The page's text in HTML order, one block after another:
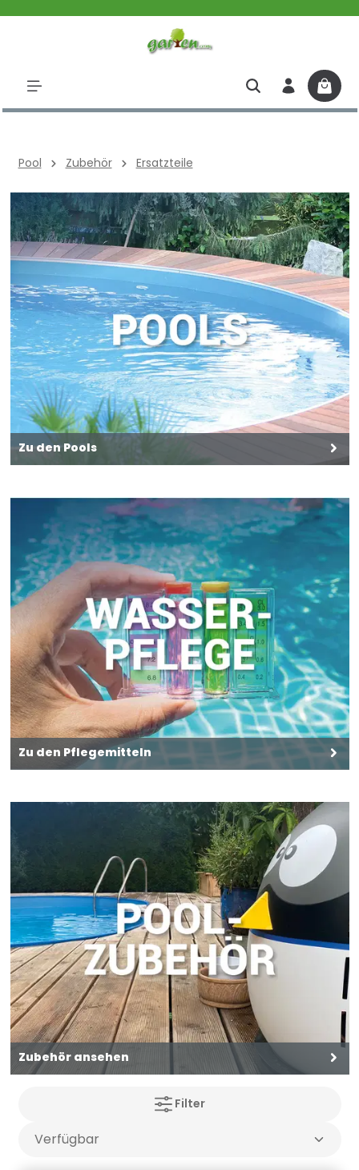
Pool Zubehör Ersatzteile
Zu den Pools
Zu den Pflegemitteln
Zubehör ansehen
Filter